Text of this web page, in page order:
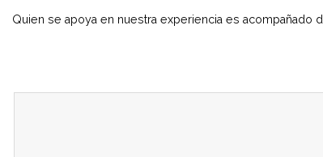
Quien se apoya en nuestra experiencia es